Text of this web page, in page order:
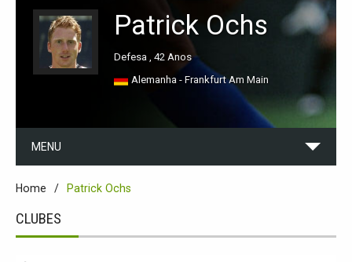
Patrick Ochs
Defesa , 42 Anos
Alemanha - Frankfurt Am Main
MENU
Home Patrick Ochs
CLUBES